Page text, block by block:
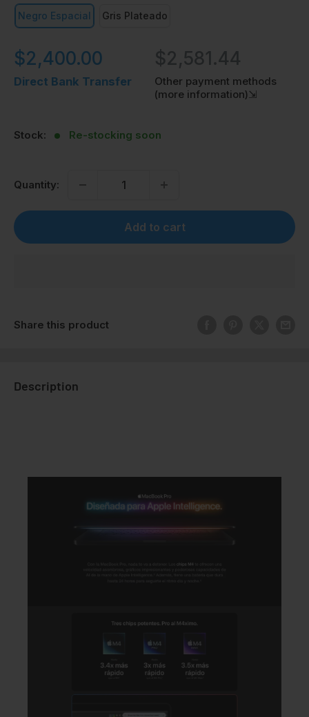
Negro Espacial Gris Plateado
Sale
price
$2,400.00
Direct Bank Transfer
$2,581.44
Other payment methods
(more information)⇲
Stock: Re-stocking soon
Quantity:
Add to cart
Share this product
Description